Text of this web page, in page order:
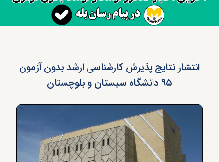
انتشار نتایج پذیرش کارشناسی ارشد بدون آزمون
۹۵ دانشگاه سیستان و بلوچستان